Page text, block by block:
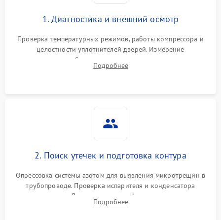
1. Диагностика и внешний осмотр
Проверка температурных режимов, работы компрессора и
целостности уплотнителей дверей. Измерение
сопротивления обмоток мотора, проверка термостата и
считывание кодов ошибок с электронного дисплея.
Подробнее
2. Поиск утечек и подготовка контура
Опрессовка системы азотом для выявления микротрещин в
трубопроводе. Проверка испарителя и конденсатора
течеискателем. Демонтаж старого фильтра-осушителя и
продувка капиллярной трубки для устранения засоров.
Подробнее